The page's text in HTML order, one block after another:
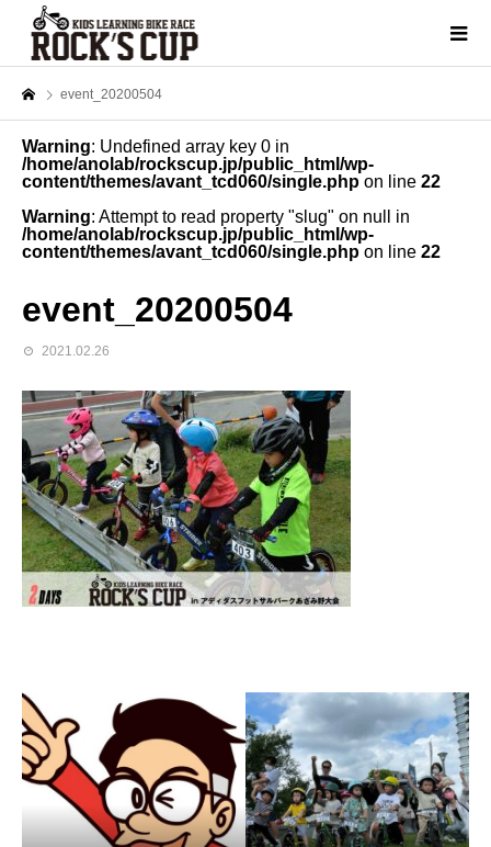
event_20200504
Warning: Undefined array key 0 in
/home/anolab/rockscup.jp/public_html/wp-
content/themes/avant_tcd060/single.php on line 22
Warning: Attempt to read property "slug" on null in
/home/anolab/rockscup.jp/public_html/wp-
content/themes/avant_tcd060/single.php on line 22
event_20200504
2021.02.26